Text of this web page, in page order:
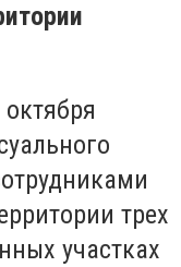
трех
участках